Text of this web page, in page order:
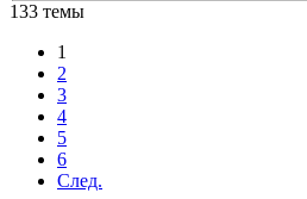
133 темы
1
2
3
4
5
6
След.